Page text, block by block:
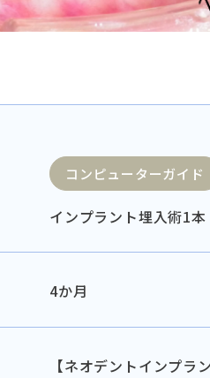
コンピューターガイド
インプラント埋入術1本
4か月
【ネオデントインプラ